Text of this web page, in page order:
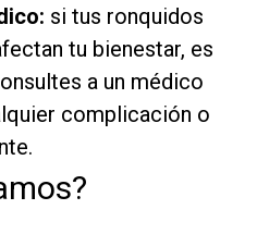
si tus ronquidos
tu bienestar, es
a un médico
complicación o